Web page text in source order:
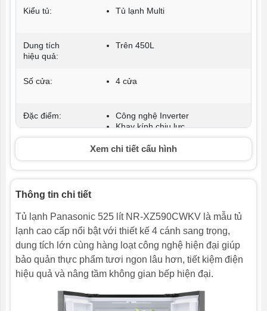
Kiểu tủ: Tủ lạnh Multi
Dung tích
hiệu quả:
Trên 450L
Số cửa: 4 cửa
Đặc điểm:
Công nghệ Inverter
Khay kính chịu lực
Tiện ích: Cấp đông mềm
Tổng dung
Số người sử
dụng thích
hợp:
Trên 7 người (Trên 350 lít)
Dung tích
158 lít
Xem chi tiết cấu hình
Thông tin chi tiết
Tủ lạnh Panasonic 525 lít NR-XZ590CWKV là mẫu tủ
lạnh cao cấp nổi bật với thiết kế 4 cánh sang trọng,
dung tích lớn cùng hàng loạt công nghệ hiện đại giúp
bảo quản thực phẩm tươi ngon lâu hơn, tiết kiệm điện
hiệu quả và nâng tầm không gian bếp hiện đại.